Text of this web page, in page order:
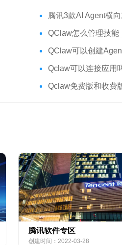
腾讯3款AI Agent横向对
QClaw怎么管理技能
QClaw可以创建
Qclaw可以连接应用
Qclaw免费版和收费
腾讯软件专区
创建时间：2022-03-28